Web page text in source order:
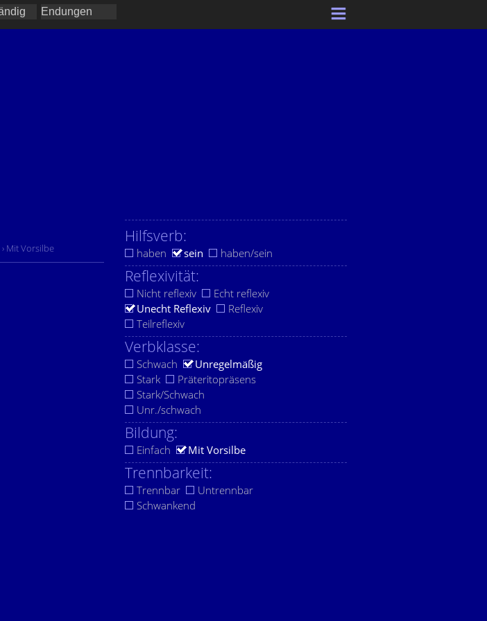
› Mit Vorsilbe
Hilfsverb:
haben sein haben/sein
Reflexivität:
Nicht reflexiv
Echt reflexiv
Unecht Reflexiv
Reflexiv
Teilreflexiv
Verbklasse:
Schwach
Unregelmäßig
Stark
Präteritopräsens
Stark/Schwach
Unr./schwach
Bildung:
Einfach Mit Vorsilbe
Trennbarkeit:
Trennbar
Untrennbar
Schwankend